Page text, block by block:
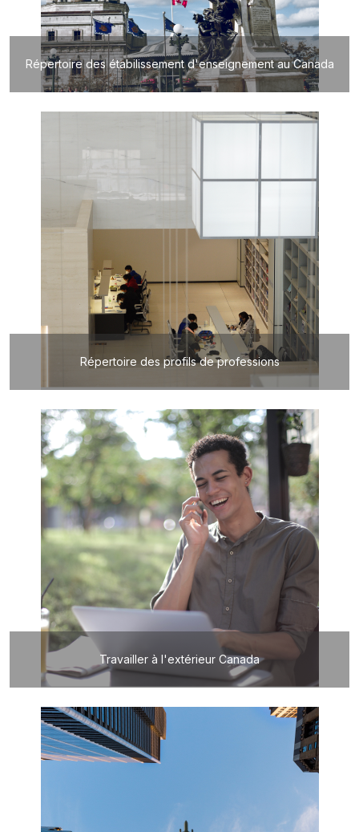
Répertoire des étabilissement d'enseignement au Canada
Répertoire des profils de professions
Travailler à l'extérieur Canada